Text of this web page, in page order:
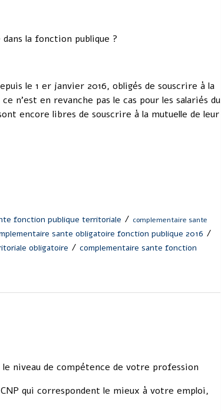
la fonction publique ?
le 1 er janvier 2016, obligés de souscrire à la
n'est en revanche pas le cas pour les salariés du
encore libres de souscrire à la mutuelle de leur
fonction publique territoriale / complementaire sante
sante obligatoire fonction publique 2016 /
obligatoire / complementaire sante fonction
niveau de compétence de votre profession
qui correspondent le mieux à votre emploi,